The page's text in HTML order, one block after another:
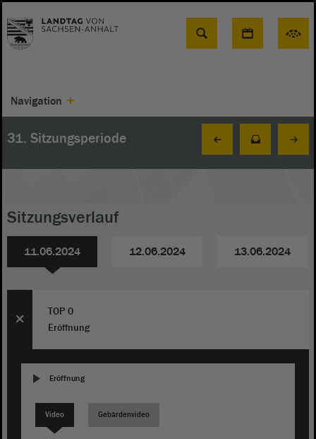
Suche
Navigation
31. Sitzungsperiode
Sitzungsverlauf
11.06.2024 12.06.2024 13.06.2024
TOP 0
Eröffnung
Eröffnung
Video Gebärdenvideo